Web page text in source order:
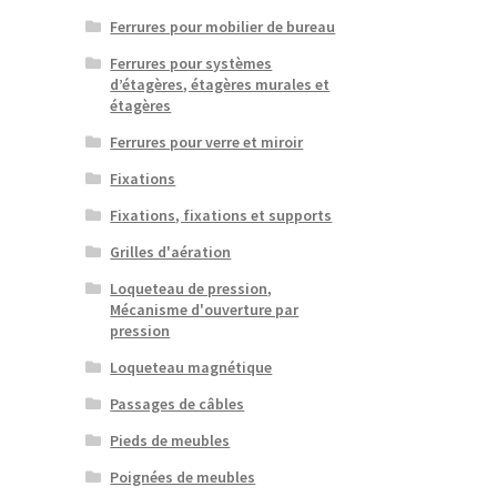
Ferrures pour mobilier de bureau
Ferrures pour systèmes
d’étagères, étagères murales et
étagères
Ferrures pour verre et miroir
Fixations
Fixations, fixations et supports
Grilles d'aération
Loqueteau de pression,
Mécanisme d'ouverture par
pression
Loqueteau magnétique
Passages de câbles
Pieds de meubles
Poignées de meubles